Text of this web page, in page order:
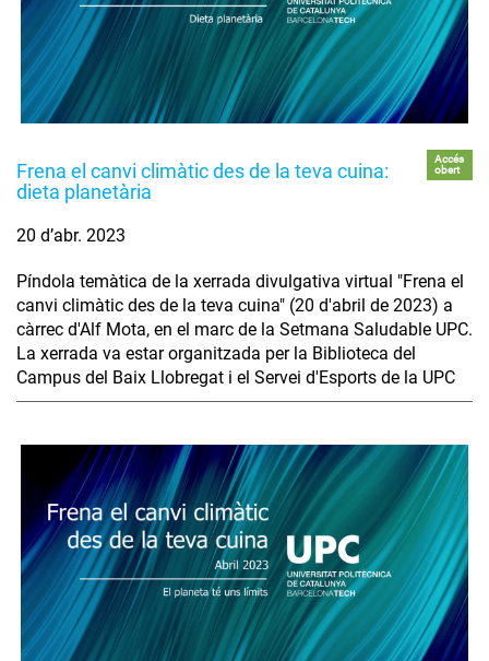
Frena el canvi climàtic des de la teva cuina:
dieta planetària
Accés
obert
20 d’abr. 2023
Píndola temàtica de la xerrada divulgativa virtual "Frena el
canvi climàtic des de la teva cuina" (20 d'abril de 2023) a
càrrec d'Alf Mota, en el marc de la Setmana Saludable UPC.
La xerrada va estar organitzada per la Biblioteca del
Campus del Baix Llobregat i el Servei d'Esports de la UPC